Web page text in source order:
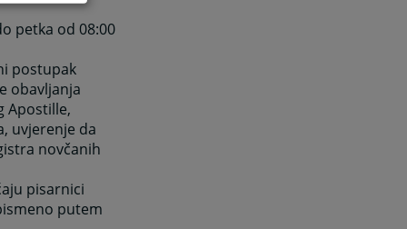
petka od 08:00
postupak
obavljanja
Apostille,
uvjerenje da
novčanih
pisarnici
putem